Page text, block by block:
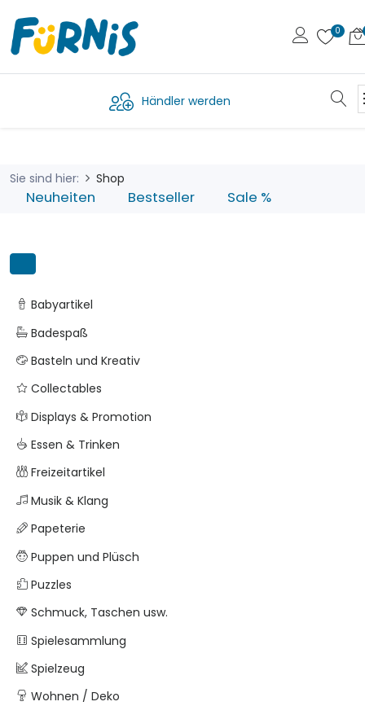
Händler werden
Sie sind hier: Shop
Neuheiten Bestseller Sale %
Babyartikel
Badespaß
Basteln und Kreativ
Collectables
Displays & Promotion
Essen & Trinken
Freizeitartikel
Musik & Klang
Papeterie
Puppen und Plüsch
Puzzles
Schmuck, Taschen usw.
Spielesammlung
Spielzeug
Wohnen / Deko